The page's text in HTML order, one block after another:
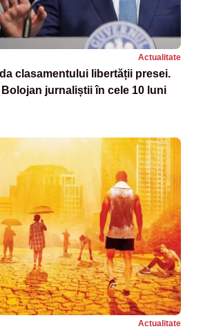
Actualitate
clasamentului libertății presei.
jurnaliștii în cele 10 luni
Actualitate